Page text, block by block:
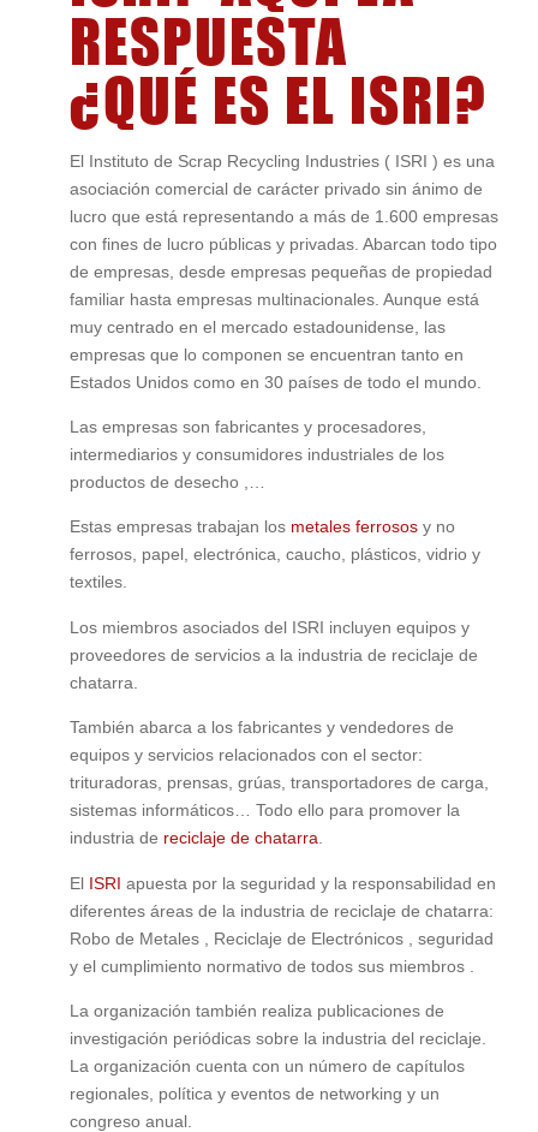
¿QUÉ ES EL ISRI?
El Instituto de Scrap Recycling Industries ( ISRI ) es una
asociación comercial de carácter privado sin ánimo de
lucro que está representando a más de 1.600 empresas
con fines de lucro públicas y privadas. Abarcan todo tipo
de empresas, desde empresas pequeñas de propiedad
familiar hasta empresas multinacionales. Aunque está
muy centrado en el mercado estadounidense, las
empresas que lo componen se encuentran tanto en
Estados Unidos como en 30 países de todo el mundo.
Las empresas son fabricantes y procesadores,
intermediarios y consumidores industriales de los
productos de desecho ,…
Estas empresas trabajan los metales ferrososy no
ferrosos, papel, electrónica, caucho, plásticos, vidrio y
textiles.
Los miembros asociados del ISRI incluyen equipos y
proveedores de servicios a la industria de reciclaje de
chatarra.
También abarca a los fabricantes y vendedores de
equipos y servicios relacionados con el sector:
trituradoras, prensas, grúas, transportadores de carga,
sistemas informáticos… Todo ello para promover la
industria de reciclaje de chatarra
El ISRI apuesta por la seguridad y la responsabilidad en
diferentes áreas de la industria de reciclaje de chatarra:
Robo de Metales , Reciclaje de Electrónicos , seguridad
y el cumplimiento normativo de todos sus miembros .
La organización también realiza publicaciones de
investigación periódicas sobre la industria del reciclaje.
La organización cuenta con un número de capítulos
regionales, política y eventos de networking y un
congreso anual.